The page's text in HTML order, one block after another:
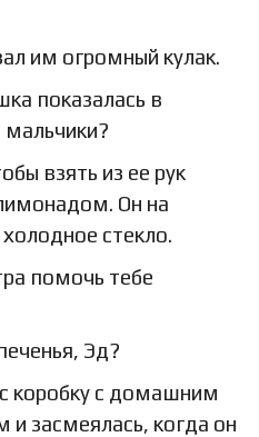
им огромный кулак.
показалась в
взять из ее рук
Он на
стекло.
помочь тебе
Эд?
коробку с домашним
засмеялась, когда он